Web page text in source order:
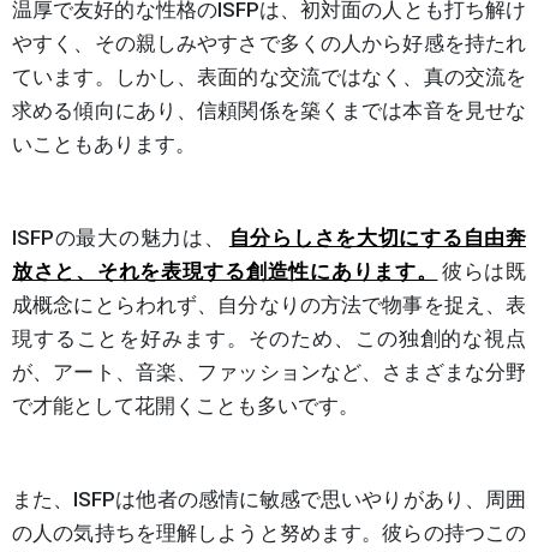
温厚で友好的な性格のISFPは、初対面の人とも打ち解け
やすく、その親しみやすさで多くの人から好感を持たれ
ています。しかし、表面的な交流ではなく、真の交流を
求める傾向にあり、信頼関係を築くまでは本音を見せな
いこともあります。
ISFPの最大の魅力は、
自分らしさを大切にする自由奔
放さと、それを表現する創造性にあります。
彼らは既
成概念にとらわれず、自分なりの方法で物事を捉え、表
現することを好みます。そのため、この独創的な視点
が、アート、音楽、ファッションなど、さまざまな分野
で才能として花開くことも多いです。
また、ISFPは他者の感情に敏感で思いやりがあり、周囲
の人の気持ちを理解しようと努めます。彼らの持つこの